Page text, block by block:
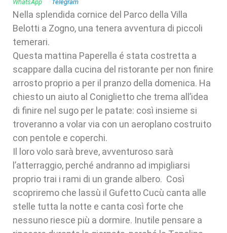
Nella splendida cornice del Parco della Villa
Belotti a Zogno, una tenera avventura di piccoli
temerari.
Questa mattina Paperella é stata costretta a
scappare dalla cucina del ristorante per non finire
arrosto proprio a per il pranzo della domenica. Ha
chiesto un aiuto al Coniglietto che trema all’idea
di finire nel sugo per le patate: così insieme si
troveranno a volar via con un aeroplano costruito
con pentole e coperchi.
Il loro volo sarà breve, avventuroso sarà
l’atterraggio, perché andranno ad impigliarsi
proprio trai i rami di un grande albero. Così
scopriremo che lassù il Gufetto Cucù canta alle
stelle tutta la notte e canta così forte che
nessuno riesce più a dormire. Inutile pensare a